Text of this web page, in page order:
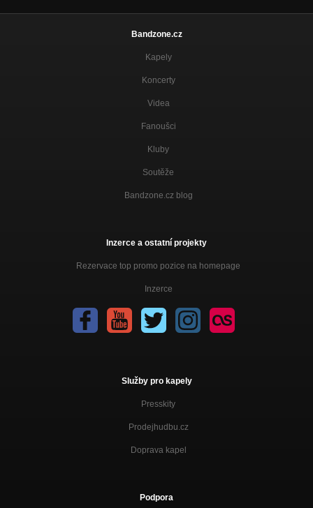
Bandzone.cz
Kapely
Koncerty
Videa
Fanoušci
Kluby
Soutěže
Bandzone.cz blog
Inzerce a ostatní projekty
Rezervace top promo pozice na homepage
Inzerce
Služby pro kapely
Presskity
Prodejhudbu.cz
Doprava kapel
Podpora